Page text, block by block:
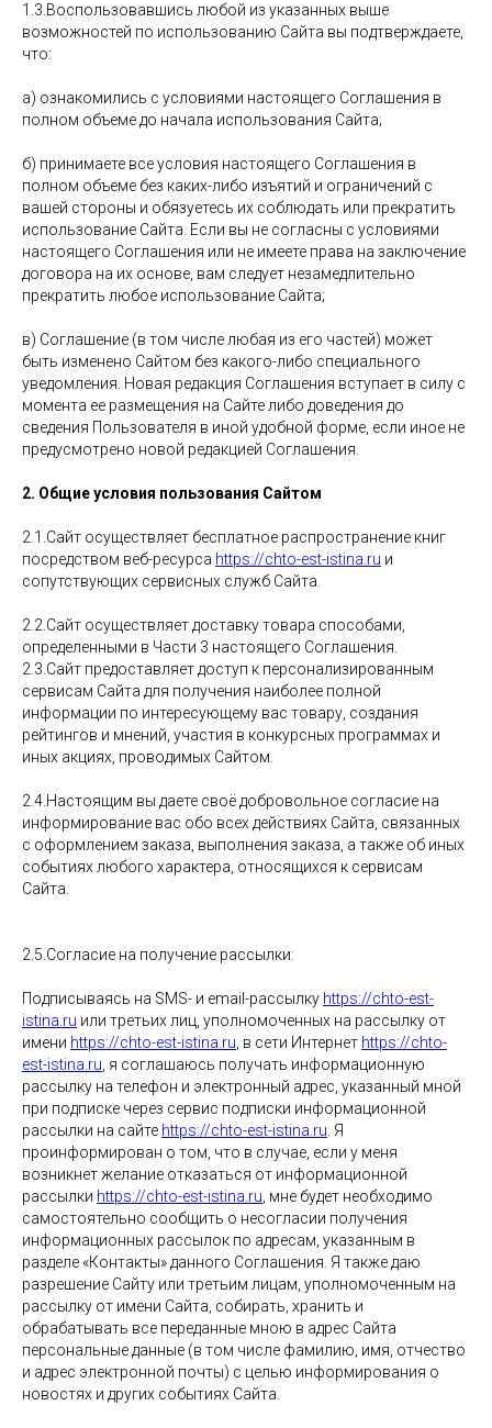
1.3.Воспользовавшись любой из указанных выше
возможностей по использованию Сайта вы подтверждаете,
что:
а) ознакомились с условиями настоящего Соглашения в
полном объеме до начала использования Сайта;
б) принимаете все условия настоящего Соглашения в
полном объеме без каких-либо изъятий и ограничений с
вашей стороны и обязуетесь их соблюдать или прекратить
использование Сайта. Если вы не согласны с условиями
настоящего Соглашения или не имеете права на заключение
договора на их основе, вам следует незамедлительно
прекратить любое использование Сайта;
в) Соглашение (в том числе любая из его частей) может
быть изменено Сайтом без какого-либо специального
уведомления. Новая редакция Соглашения вступает в силу с
момента ее размещения на Сайте либо доведения до
сведения Пользователя в иной удобной форме, если иное не
предусмотрено новой редакцией Соглашения.
2. Общие условия пользования Сайтом
2.1.Сайт осуществляет бесплатное распространение книг
посредством веб-ресурса https://chto-est-istina.ru и
сопутствующих сервисных служб Сайта.
2.2.Сайт осуществляет доставку товара способами,
определенными в Части 3 настоящего Соглашения.
2.3.Сайт предоставляет доступ к персонализированным
сервисам Сайта для получения наиболее полной
информации по интересующему вас товару, создания
рейтингов и мнений, участия в конкурсных программах и
иных акциях, проводимых Сайтом.
2.4.Настоящим вы даете своё добровольное согласие на
информирование вас обо всех действиях Сайта, связанных
с оформлением заказа, выполнения заказа, а также об иных
событиях любого характера, относящихся к сервисам
Сайта.
2.5.Согласие на получение рассылки:
Подписываясь на SMS- и email-рассылку https://chto-est-
istina.ru или третьих лиц, уполномоченных на рассылку от
имени https://chto-est-istina.ru, в сети Интернет https://chto-
est-istina.ru, я соглашаюсь получать информационную
рассылку на телефон и электронный адрес, указанный мной
при подписке через сервис подписки информационной
рассылки на сайте https://chto-est-istina.ru. Я
проинформирован о том, что в случае, если у меня
возникнет желание отказаться от информационной
рассылки https://chto-est-istina.ru, мне будет необходимо
самостоятельно сообщить о несогласии получения
информационных рассылок по адресам, указанным в
разделе «Контакты» данного Соглашения. Я также даю
разрешение Сайту или третьим лицам, уполномоченным на
рассылку от имени Сайта, собирать, хранить и
обрабатывать все переданные мною в адрес Сайта
персональные данные (в том числе фамилию, имя, отчество
и адрес электронной почты) с целью информирования о
новостях и других событиях Сайта.